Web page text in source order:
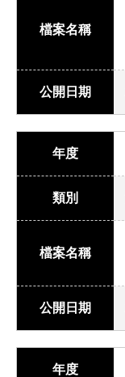
檔案名稱
公開日期
年度
類別
檔案名稱
公開日期
年度